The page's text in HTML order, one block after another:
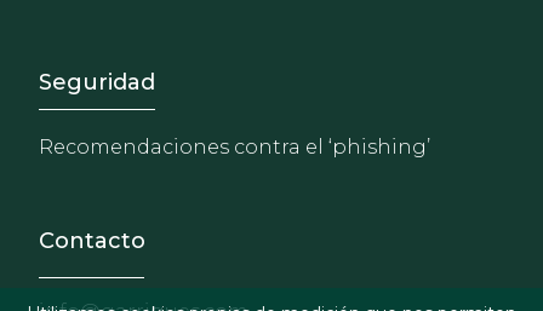
Footer - Extranet y
Seguridad
Recomendaciones contra el ‘phishing’
Contacto